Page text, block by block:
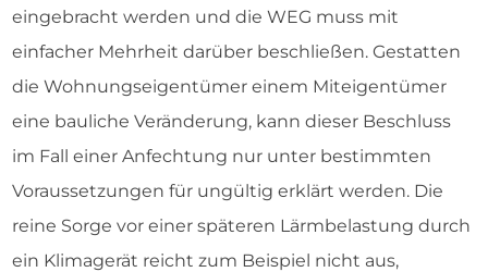
eingebracht werden und die WEG muss mit
einfacher Mehrheit darüber beschließen. Gestatten
die Wohnungseigentümer einem Miteigentümer
eine bauliche Veränderung, kann dieser Beschluss
im Fall einer Anfechtung nur unter bestimmten
Voraussetzungen für ungültig erklärt werden. Die
reine Sorge vor einer späteren Lärmbelastung durch
ein Klimagerät reicht zum Beispiel nicht aus,